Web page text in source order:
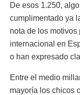
De esos 1.250,
cumplimentado ya
nota de los
internacional en
o han expresado
Entre el medio
mayoría los chicos